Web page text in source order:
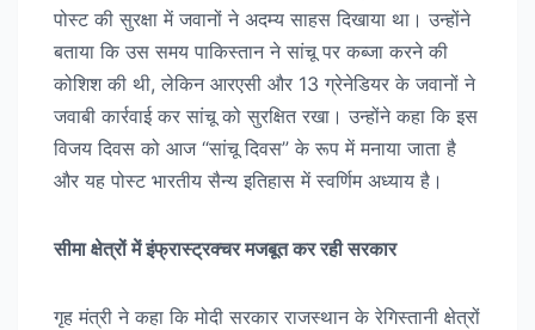
पोस्ट की सुरक्षा में जवानों ने अदम्य साहस दिखाया था। उन्होंने
बताया कि उस समय पाकिस्तान ने सांचू पर कब्जा करने की
कोशिश की थी, लेकिन आरएसी और 13 ग्रेनेडियर के जवानों ने
जवाबी कार्रवाई कर सांचू को सुरक्षित रखा। उन्होंने कहा कि इस
विजय दिवस को आज “सांचू दिवस” के रूप में मनाया जाता है
और यह पोस्ट भारतीय सैन्य इतिहास में स्वर्णिम अध्याय है।
सीमा क्षेत्रों में इंफ्रास्ट्रक्चर मजबूत कर रही सरकार
गृह मंत्री ने कहा कि मोदी सरकार राजस्थान के रेगिस्तानी क्षेत्रों